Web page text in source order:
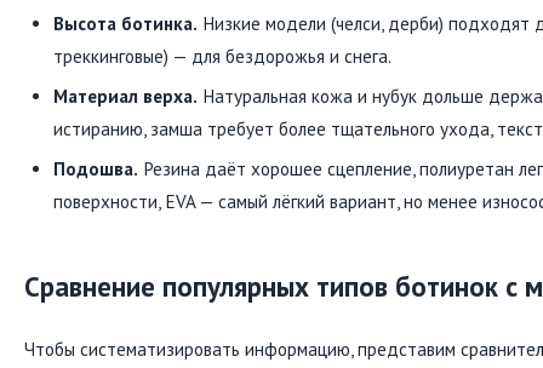
Высота ботинка. Низкие модели (челси, дерби) подходят
треккинговые) — для бездорожья и снега.
Материал верха. Натуральная кожа и нубук дольше
истиранию, замша требует более тщательного ухода,
Подошва. Резина даёт хорошее сцепление, полиуретан
поверхности, EVA — самый лёгкий вариант, но менее
Сравнение популярных типов ботинок с
Чтобы систематизировать информацию, представим